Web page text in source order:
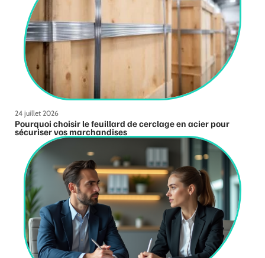
24 juillet 2026
Pourquoi choisir le feuillard de cerclage en acier pour
sécuriser vos marchandises